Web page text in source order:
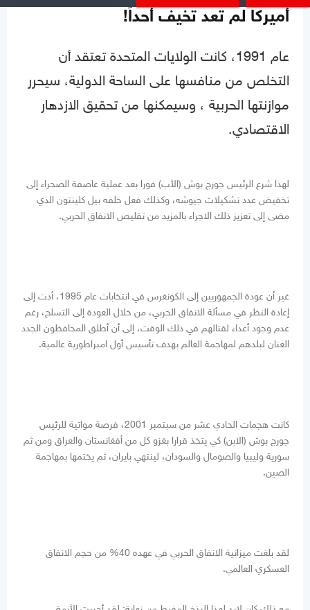
أميركا لم تعد تخيف أحداً!
عام 1991، كانت الولايات المتحدة تعتقد أن
التخلص من منافسها على الساحة الدولية، سيحرر
موازنتها الحربية ، وسيمكنها من تحقيق الازدهار
الاقتصادي.
لهذا شرع الرئيس جورج بوش (الأب) فورا بعد عملية عاصفة الصحراء إلى
تخفيض عدد تشكيلات جيوشه، وكذلك فعل خلفه بيل كلينتون الذي
مضى إلى تعزيز ذلك الاجراء بالمزيد من تقليص الانفاق الحربي.
غير أن عودة الجمهوريين إلى الكونغرس في انتخابات عام 1995، أدت إلى
إعادة النظر في مسألة الانفاق الحربي، من خلال العودة إلى التسلح، رغم
عدم وجود أعداء لقتالهم في ذلك الوقت، إلى أن أطلق المحافظون الجدد
العنان لبلدهم لمهاجمة العالم بهدف تأسيس أول امبراطورية عالمية.
كانت هجمات الحادي عشر من سبتمبر 2001، فرصة مواتية للرئيس
جورج بوش (الابن) كي يتخذ قرارا بغزو كل من أفغانستان والعراق ومن ثم
سورية وليبيا والصومال والسودان، لينتهي بايران، ثم يختمها بمهاجمة
الصين.
لقد بلغت ميزانية الانفاق الحربي في عهده 40% من حجم الانفاق
العسكري العالمي.